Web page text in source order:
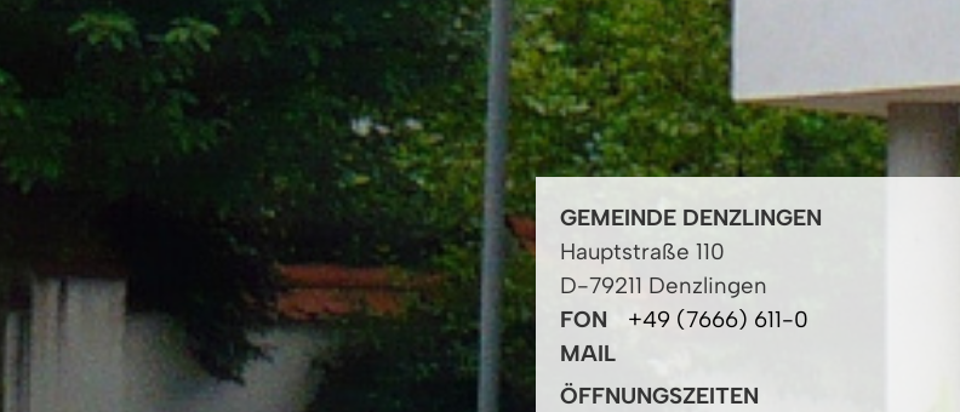
GEMEINDE DENZLINGEN
Hauptstraße 110
D-79211 Denzlingen
FON
+49 (7666) 611-0
MAIL
ÖFFNUNGSZEITEN